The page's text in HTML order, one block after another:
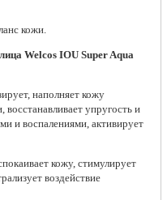
кожи.
Welcos IOU Super Aqua
наполняет кожу
упругость и
и воспалениями, активирует
кожу, стимулирует
воздействие